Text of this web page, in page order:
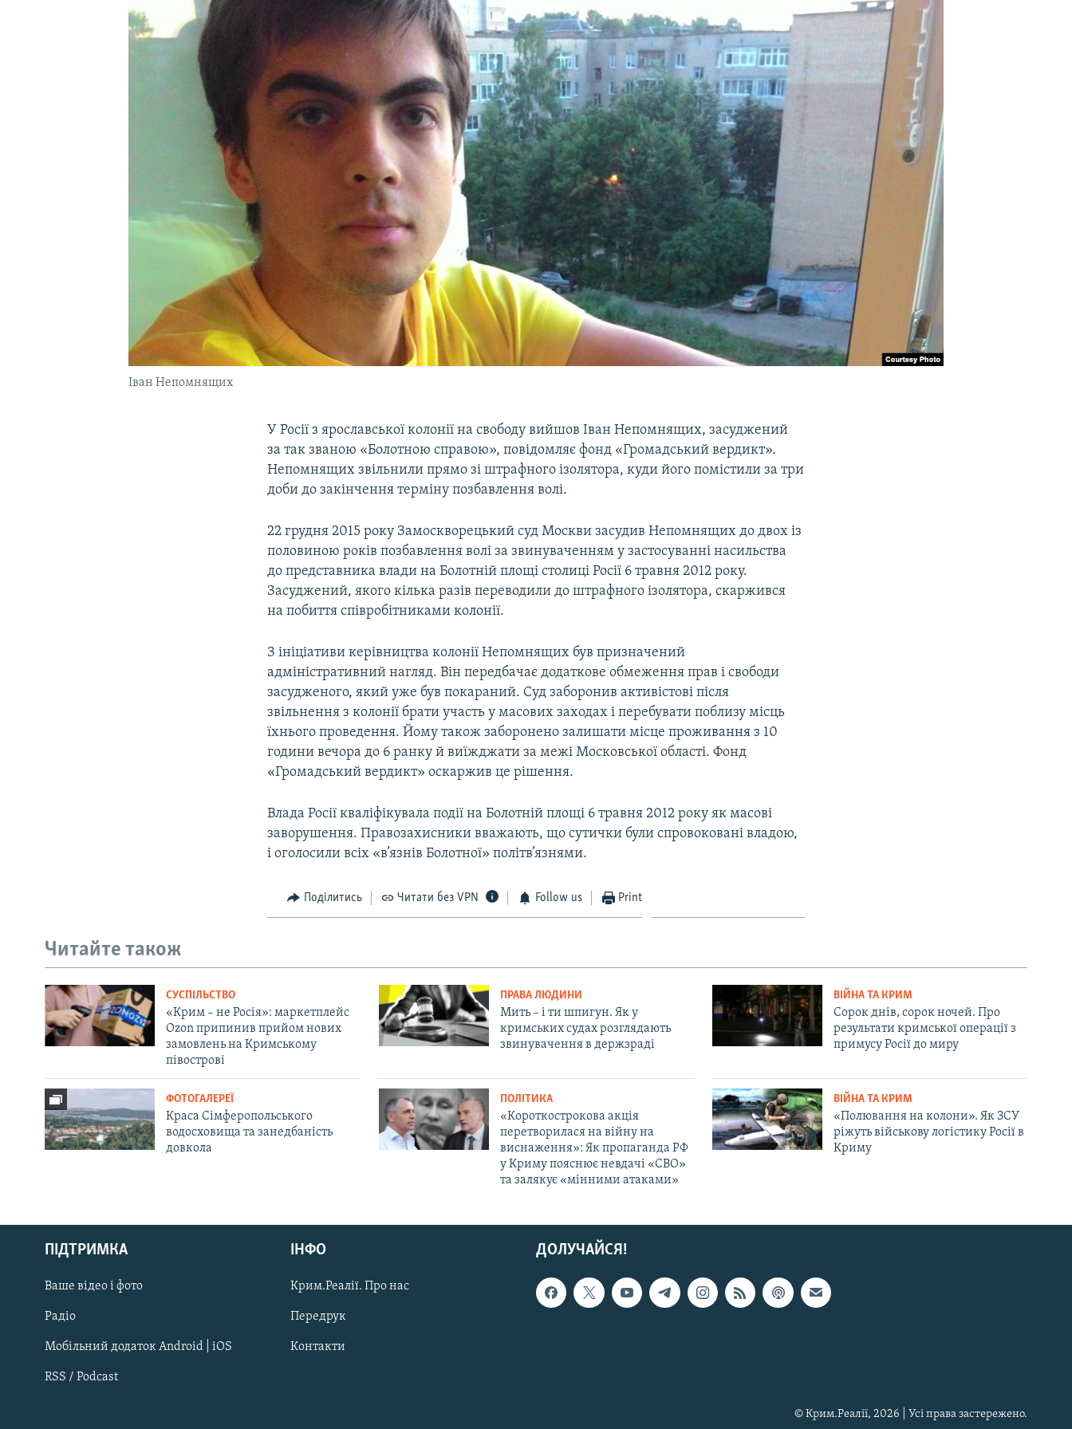
УКРАЇНСЬКА ПРОБЛЕМА КРИМУ
Русский
Qırımtatar
ДОЛУЧАЙСЯ!
Іван Непомнящих
У Росії з ярославської колонії на свободу вийшов Іван Непомнящих, засуджений
за так званою «Болотною справою», повідомляє фонд «Громадський вердикт».
Непомнящих звільнили прямо зі штрафного ізолятора, куди його помістили за три
доби до закінчення терміну позбавлення волі.
22 грудня 2015 року Замоскворецький суд Москви засудив Непомнящих до двох із
половиною років позбавлення волі за звинуваченням у застосуванні насильства
до представника влади на Болотній площі столиці Росії 6 травня 2012 року.
Засуджений, якого кілька разів переводили до штрафного ізолятора, скаржився
на побиття співробітниками колонії.
З ініціативи керівництва колонії Непомнящих був призначений
адміністративний нагляд. Він передбачає додаткове обмеження прав і свободи
засудженого, який уже був покараний. Суд заборонив активістові після
звільнення з колонії брати участь у масових заходах і перебувати поблизу місць
їхнього проведення. Йому також заборонено залишати місце проживання з 10
години вечора до 6 ранку й виїжджати за межі Московської області. Фонд
«Громадський вердикт» оскаржив це рішення.
Влада Росії кваліфікувала події на Болотній площі 6 травня 2012 року як масові
заворушення. Правозахисники вважають, що сутички були спровоковані владою,
і оголосили всіх «в’язнів Болотної» політв’язнями.
Поділитись Читати без VPN Follow us Print
Читайте також
СУСПІЛЬСТВО
«Крим – не Росія»: маркетплейс
Ozon припинив прийом нових
замовлень на Кримському
півострові
ПРАВА ЛЮДИНИ
Мить – і ти шпигун. Як у
кримських судах розглядають
звинувачення в держзраді
ВІЙНА ТА КРИМ
Сорок днів, сорок ночей. Про
результати кримської операції з
примусу Росії до миру
ФОТОГАЛЕРЕЇ
Краса Сімферопольського
водосховища та занедбаність
довкола
ПОЛІТИКА
«Короткострокова акція
перетворилася на війну на
виснаження»: Як пропаганда РФ
у Криму пояснює невдачі «СВО»
та залякує «мінними атаками»
ВІЙНА ТА КРИМ
«Полювання на колони». Як ЗСУ
ріжуть військову логістику Росії в
Криму
ДОЛУЧАЙСЯ!
ПІДТРИМКА
Ваше відео і фото
Радіо
Мобільний додаток Android | iOS
RSS / Podcast
ІНФО
Крим.Реалії. Про нас
Передрук
Контакти
© Крим.Реалії, 2026 | Усі права застережено.